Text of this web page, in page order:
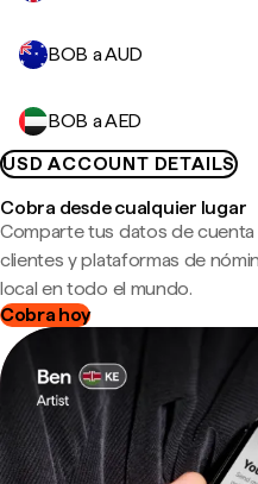
BOB a AUD
BOB a AED
USD ACCOUNT DETAILS
Cobra desde cualquier lugar
Comparte tus datos de cuenta
clientes y plataformas de
local en todo el mundo.
Cobra hoy